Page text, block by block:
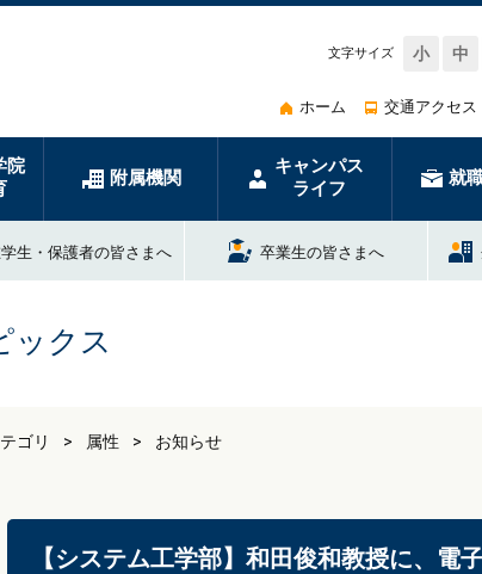
文字サイズ 小 中
ホーム 交通アクセス
院
附属機関
キャンパス
ライフ
就
生・保護者の皆さまへ 卒業生の皆さまへ
ックス
ゴリ 属性 お知らせ
【システム工学部】和田俊和教授に、電